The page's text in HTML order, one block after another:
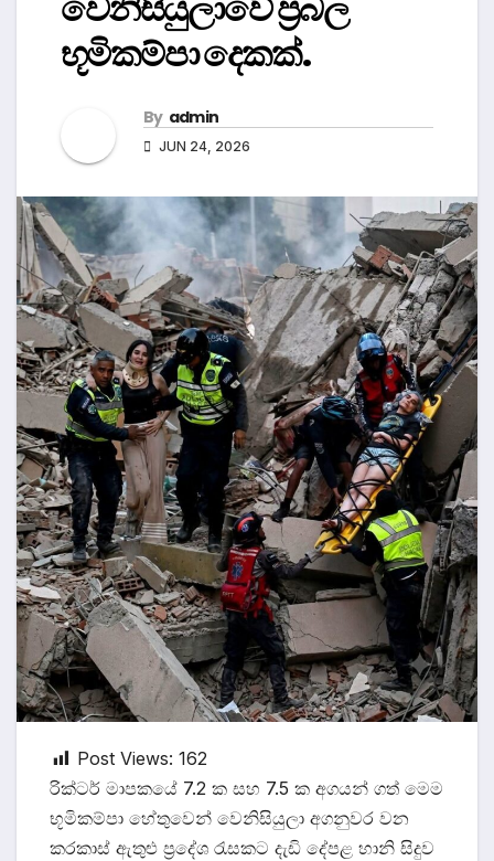
භූමිකම්පා දෙකක්.
By admin
JUN 24, 2026
Post Views: 162
රික්ටර් මාපකයේ 7.2 ක සහ 7.5 ක අගයන් ගත් මෙම
භූමිකම්පා හේතුවෙන් වෙනිසියුලා අගනුවර වන
කරකාස් ඇතුළු ප්‍රදේශ රැසකට දැඩි දේපළ හානි සිදුව